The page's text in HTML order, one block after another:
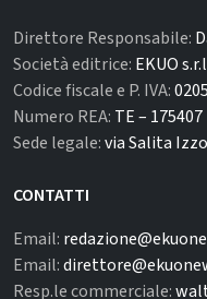
Direttore Responsabile:
Società editrice: EKUO
Codice fiscale e P. IVA:
Numero REA: TE – 175407
Sede legale:via Salita
CONTATTI
Email:
Email:
Resp.le commerciale: